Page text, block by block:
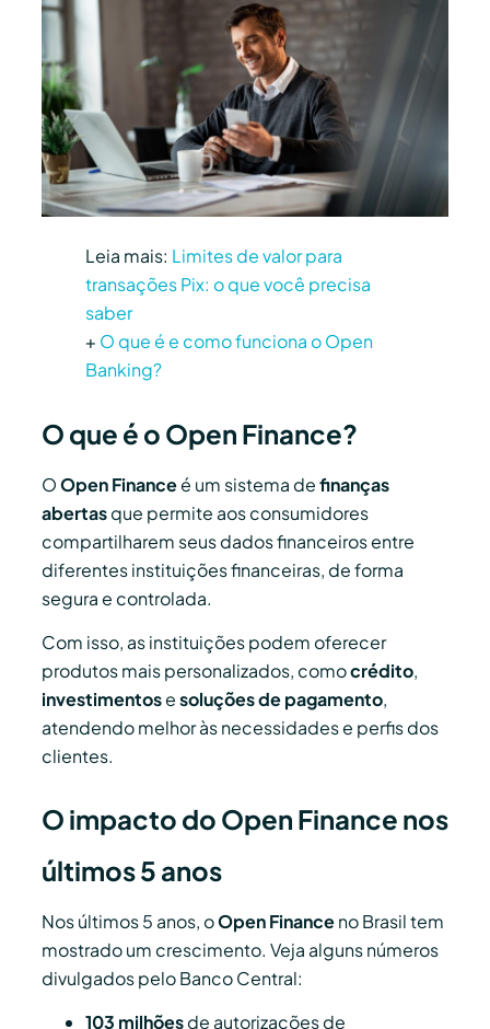
Leia mais: Limites de valor para
transações Pix: o que você precisa
saber
+ O que é e como funciona o Open
Banking?
O que é o Open Finance?
OOpen Financeé um sistema definanças
abertasque permite aos consumidores
compartilharem seus dados financeiros entre
diferentes instituições financeiras, de forma
segura e controlada.
Com isso, as instituições podem oferecer
produtos mais personalizados, comocrédito,
investimentosesoluções de pagamento,
atendendo melhor às necessidades e perfis dos
clientes.
O impacto do Open Finance nos
últimos 5 anos
Nos últimos 5 anos, oOpen Financeno Brasil tem
mostrado um crescimento. Veja alguns números
divulgados pelo Banco Central:
103 milhõesde autorizações de